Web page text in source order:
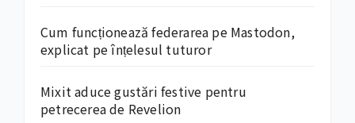
Cum funcționează federarea pe Mastodon,
explicat pe înțelesul tuturor
Mixit aduce gustări festive pentru
petrecerea de Revelion